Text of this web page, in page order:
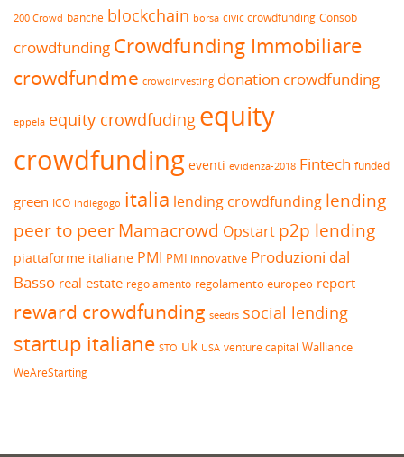
200 Crowd banche blockchain borsa civic crowdfunding Consob
crowdfunding Crowdfunding Immobiliare
crowdfundme crowdinvesting donation crowdfunding
eppela equity crowdfuding equity
crowdfunding eventi evidenza-2018 Fintech funded
green ICO indiegogo italia lending crowdfunding lending
peer to peerMamacrowd Opstart p2p lending
piattaforme italiane PMI PMI innovative Produzioni dal
Basso real estate regolamento regolamento europeo report
reward crowdfunding seedrs social lending
startup italiane STO uk USA venture capital Walliance
WeAreStarting